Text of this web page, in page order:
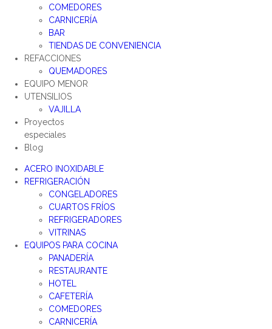
COMEDORES
CARNICERÍA
BAR
TIENDAS DE CONVENIENCIA
REFACCIONES
QUEMADORES
EQUIPO MENOR
UTENSILIOS
VAJILLA
Proyectos
especiales
Blog
ACERO INOXIDABLE
REFRIGERACIÓN
CONGELADORES
CUARTOS FRÍOS
REFRIGERADORES
VITRINAS
EQUIPOS PARA COCINA
PANADERÍA
RESTAURANTE
HOTEL
CAFETERÍA
COMEDORES
CARNICERÍA